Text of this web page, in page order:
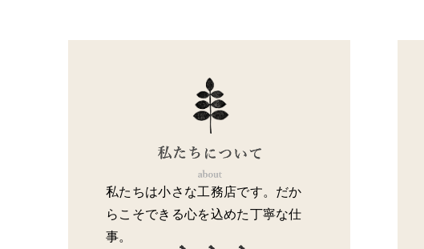
私たちは小さな工務店です。だか
らこそできる心を込めた丁寧な仕
事。